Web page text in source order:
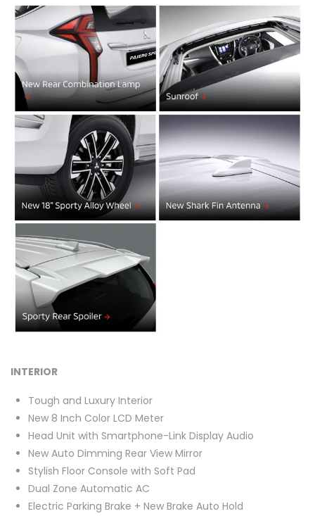
INTERIOR
Tough and Luxury Interior
New 8 Inch Color LCD Meter
Head Unit with Smartphone-Link Display Audio
New Auto Dimming Rear View Mirror
Stylish Floor Console with Soft Pad
Dual Zone Automatic AC
Electric Parking Brake + New Brake Auto Hold